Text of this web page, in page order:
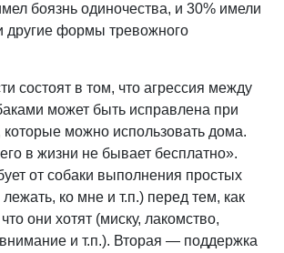
боязнь одиночества, и 30% имели
другие формы тревожного
состоят в том, что агрессия между
может быть исправлена при
можно использовать дома.
в жизни не бывает бесплатно».
от собаки выполнения простых
ко мне и т.п.) перед тем, как
они хотят (миску, лакомство,
и т.п.). Вторая — поддержка